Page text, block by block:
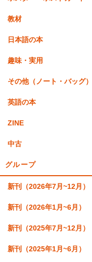
教材
日本語の本
趣味・実用
その他（ノート・バッグ）
英語の本
ZINE
中古
グループ
新刊（2026年7月~12月）
新刊（2026年1月~6月）
新刊（2025年7月~12月）
新刊（2025年1月~6月）